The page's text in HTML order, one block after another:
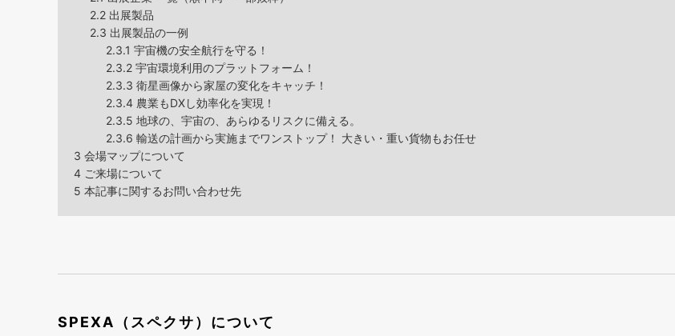
2.2出展製品
2.3 出展製品の一例
2.3.1 宇宙機の安全航行を守る！
2.3.2宇宙環境利用のプラットフォーム！
2.3.3 衛星画像から家屋の変化をキャッチ！
2.3.4農業もDXし効率化を実現！
2.3.5 地球の、宇宙の、あらゆるリスクに備える。
2.3.6 輸送の計画から実施までワンストップ！ 大きい・重い貨物もお任せ
3 会場マップについて
4 ご来場について
5 本記事に関するお問い合わせ先
SPEXA（スペクサ）について